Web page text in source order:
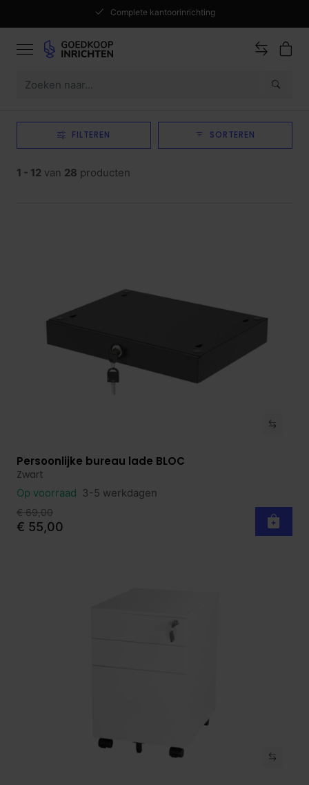
Complete kantoorinrichting
FILTEREN SORTEREN
1 - 12 van 28 producten
Bekijk product
Persoonlijke bureau lade BLOC
Zwart
Op voorraad 3-5 werkdagen
€ 69,00
€ 55,00